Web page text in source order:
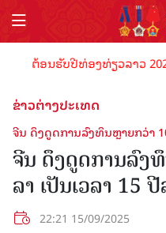
ຕ້ອນຮັບປີທ່ອງທ່ຽວລາວ
ຂ່າວຕ່າງປະເທດ
ຈີນ​ ​ດຶງ​ດູດ​ການ​ລົງ​ທຶນຫຼາຍກວ່າ
ຈີນ​ ​ດຶງ​ດູດ​ການ​ລົງ​
ລາ ​ເປັນ​ເວ​ລາ 15
22:21 15/09/2025